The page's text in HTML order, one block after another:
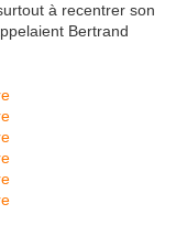
à recentrer son
Bertrand